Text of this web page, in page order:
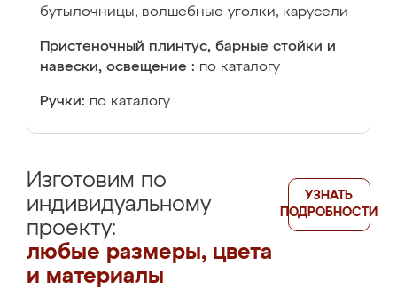
бутылочницы, волшебные уголки, карусели
Пристеночный плинтус, барные стойки и
навески, освещение : по каталогу
Ручки: по каталогу
Изготовим по
индивидуальному
проекту:
любые размеры, цвета
и материалы
УЗНАТЬ
ПОДРОБНОСТИ